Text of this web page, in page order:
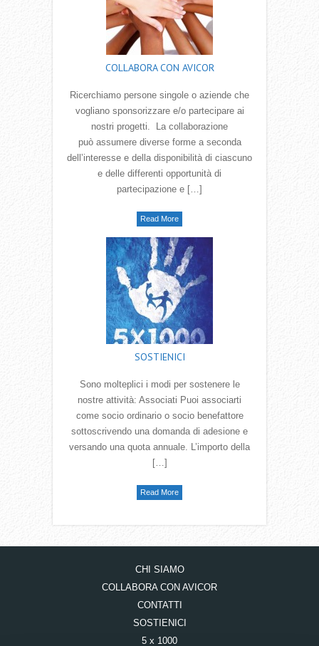
COLLABORA CON AVICOR
Ricerchiamo persone singole o aziende che
vogliano sponsorizzare e/o partecipare ai
nostri progetti. La collaborazione
può assumere diverse forme a seconda
dell‛interesse e della disponibilità di ciascuno
e delle differenti opportunità di
partecipazione e […]
Read More
SOSTIENICI
Sono molteplici i modi per sostenere le
nostre attività: Associati Puoi associarti
come socio ordinario o socio benefattore
sottoscrivendo una domanda di adesione e
versando una quota annuale. L’importo della
[…]
Read More
CHI SIAMO
COLLABORA CON AVICOR
CONTATTI
SOSTIENICI
5 x 1000